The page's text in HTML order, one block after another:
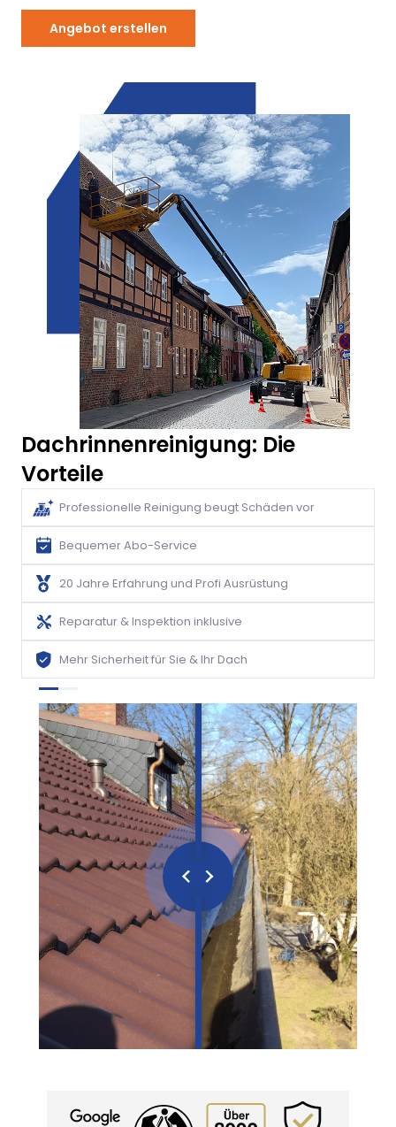
Angebot erstellen
Dachrinnenreinigung: Die
Vorteile
Professionelle Reinigung beugt Schäden vor
Bequemer Abo-Service
20 Jahre Erfahrung und Profi Ausrüstung
Reparatur & Inspektion inklusive
Mehr Sicherheit für Sie & Ihr Dach